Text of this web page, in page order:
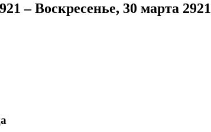
– Воскресенье, 30 марта 2921